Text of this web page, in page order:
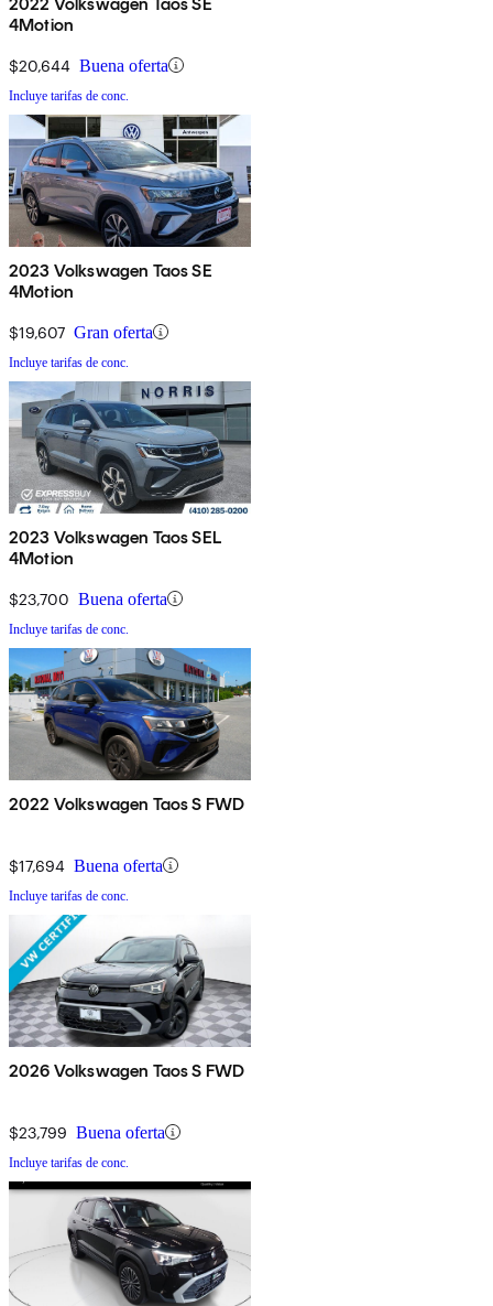
4Motion
$20,644 Buena oferta
Incluye tarifas de conc.
2023 Volkswagen Taos SE
4Motion
$19,607 Gran oferta
Incluye tarifas de conc.
2023 Volkswagen Taos SEL
4Motion
$23,700 Buena oferta
Incluye tarifas de conc.
2022 Volkswagen Taos S FWD
$17,694 Buena oferta
Incluye tarifas de conc.
2026 Volkswagen Taos S FWD
$23,799 Buena oferta
Incluye tarifas de conc.